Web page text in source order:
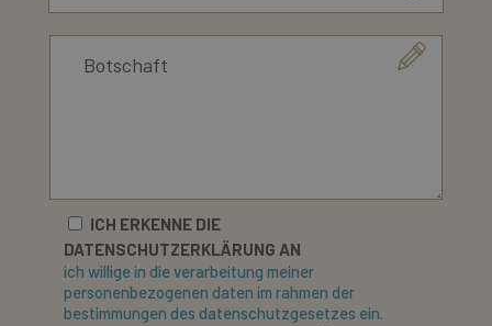
ICH ERKENNE DIE
DATENSCHUTZERKLÄRUNG AN
ich willige in die verarbeitung meiner
personenbezogenen daten im rahmen der
bestimmungen des datenschutzgesetzes ein.